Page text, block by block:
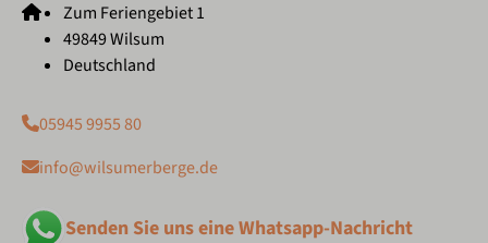
Zum Feriengebiet 1
49849 Wilsum
Deutschland
05945 9955 80
info@wilsumerberge.de
Senden Sie uns eine Whatsapp-Nachricht